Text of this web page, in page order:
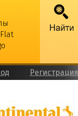
Регистрация